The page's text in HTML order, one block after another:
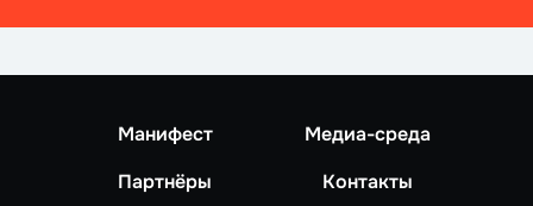
Манифест
Медиа-среда
Партнёры
Контакты